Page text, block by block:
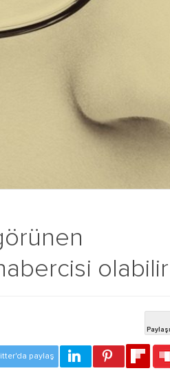
olabilir